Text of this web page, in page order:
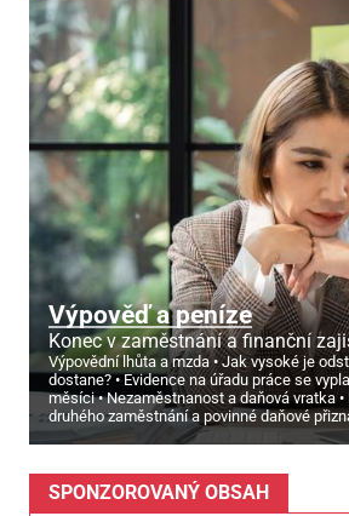
Výpověď a peníze
Konec v zaměstnání a finanční
Výpovědní lhůta a mzda
Jak vysoké je
dostane?
Evidence na úřadu práce se
měsíci
Nezaměstnanost a daňová vratka
druhého zaměstnání a povinné daňové
SPONZOROVANÝ OBSAH